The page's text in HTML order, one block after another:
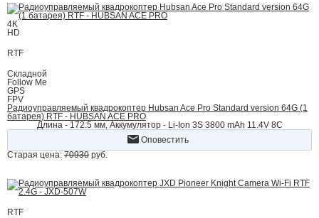
4K
HD
RTF
Складной
Follow Me
GPS
FPV
Радиоуправляемый квадрокоптер Hubsan Ace Pro Standard version 64G (1
батарея) RTF - HUBSAN ACE PRO
Длина - 172.5 мм, Аккумулятор - Li-Ion 3S 3800 mAh 11.4V 8C
Оповестить
Старая цена: 70930 руб.
RTF